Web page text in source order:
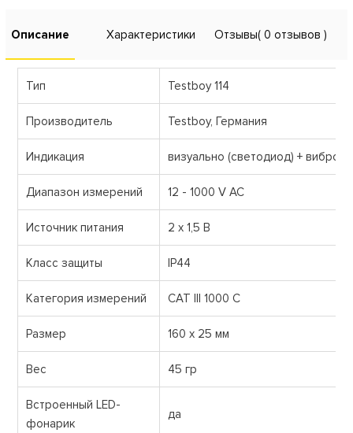
Описание Характеристики Отзывы( 0 отзывов )
Тип Testboy 114
Производитель Testboy, Германия
Индикация визуально (светодиод) +
Диапазон измерений 12 - 1000 V AC
Источник питания 2 х 1,5 В
Класс защиты ІР44
Категория измерений CAT III 1000 C
Размер 160 x 25 мм
Вес 45 гр
Встроенный LED-
фонарик
да